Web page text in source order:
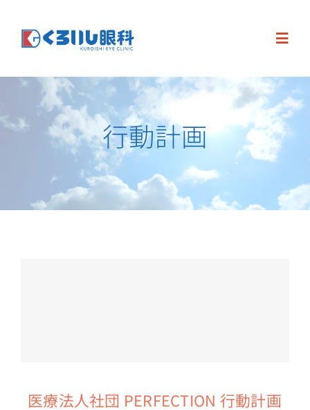
content
Home
お知らせ・求人
診療案内
行動計画
医療法人社団 PERFECTION 行動計画